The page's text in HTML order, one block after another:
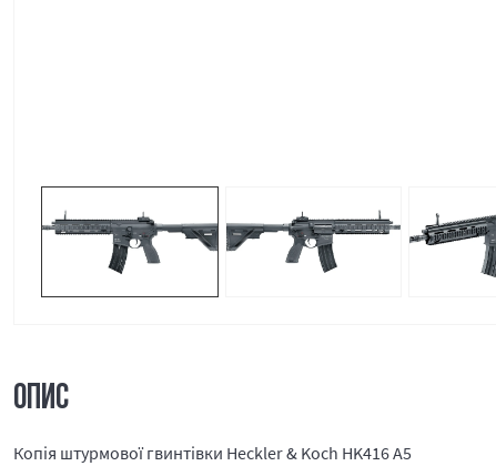
ОПИС
Копія штурмової гвинтівки Heckler & Koch HK416 A5